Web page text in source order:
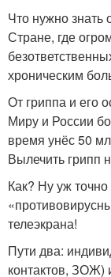
Что нужно
Стране, где
хроническим
От гриппа и его
Миру и России
время унёс 50
Вылечить грипп
Как? Ну уж
телеэкрана!
Пути два:
контактов, ЗОЖ)